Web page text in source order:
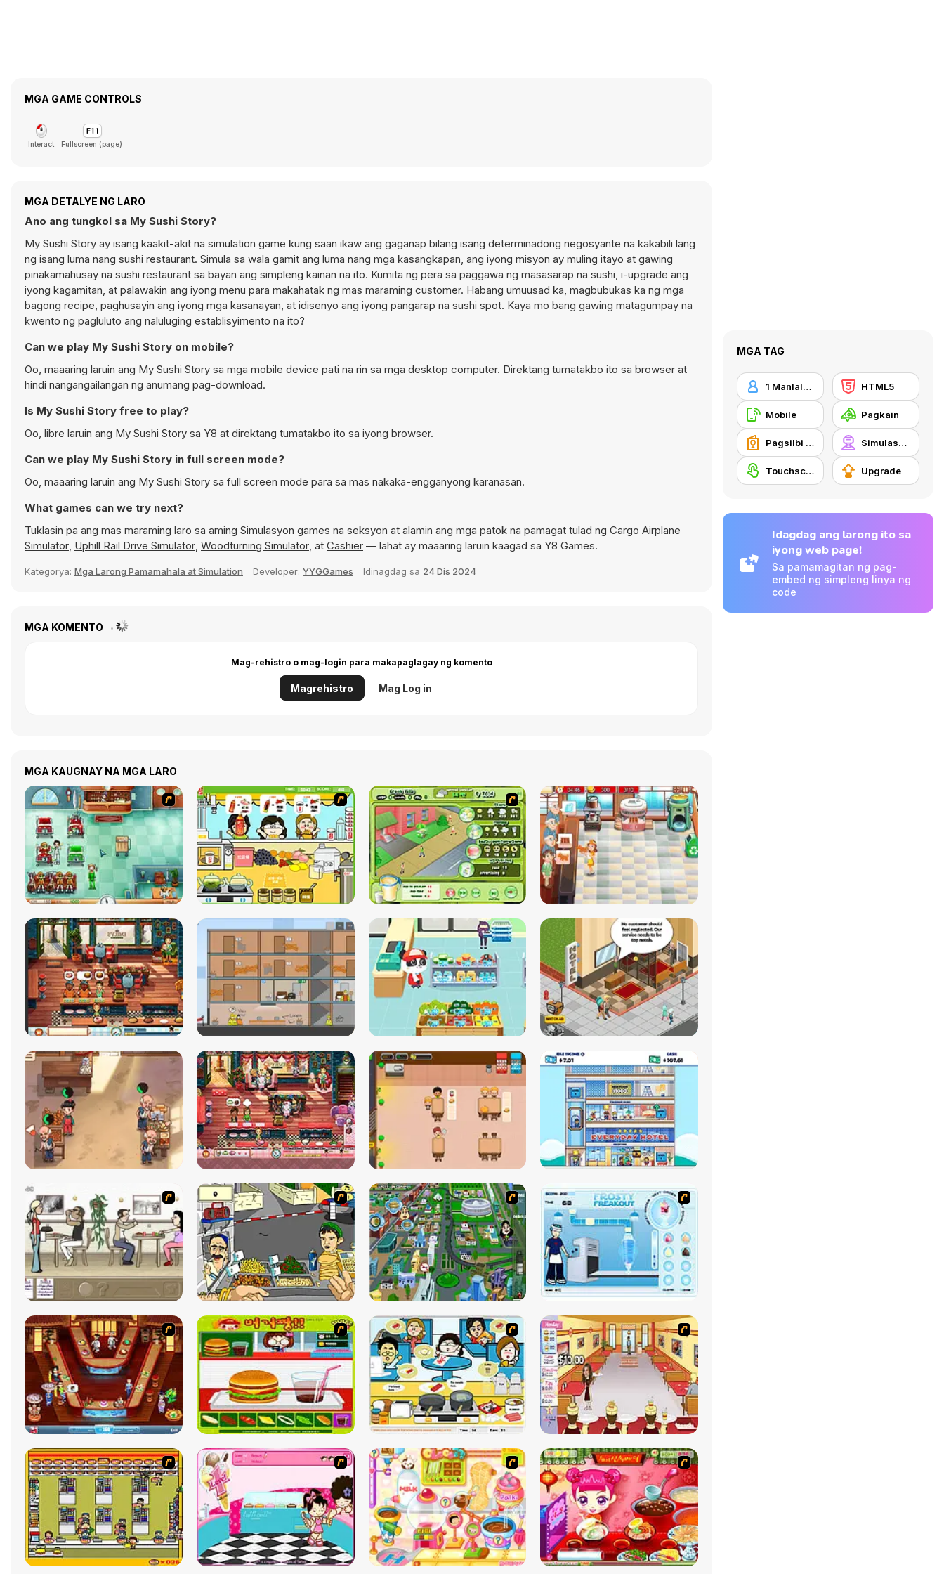
MGA GAME CONTROLS
Interact Fullscreen (page)
MGA DETALYE NG LARO
Ano ang tungkol sa My Sushi Story?
My Sushi Story ay isang kaakit-akit na simulation game kung saan ikaw ang gaganap bilang isang determinadong negosyante na kakabili lang
ng isang luma nang sushi restaurant. Simula sa wala gamit ang luma nang mga kasangkapan, ang iyong misyon ay muling itayo at gawing
pinakamahusay na sushi restaurant sa bayan ang simpleng kainan na ito. Kumita ng pera sa paggawa ng masasarap na sushi, i-upgrade ang
iyong kagamitan, at palawakin ang iyong menu para makahatak ng mas maraming customer. Habang umuusad ka, magbubukas ka ng mga
bagong recipe, paghusayin ang iyong mga kasanayan, at idisenyo ang iyong pangarap na sushi spot. Kaya mo bang gawing matagumpay na
kwento ng pagluluto ang naluluging establisyimento na ito?
Can we play My Sushi Story on mobile?
Oo, maaaring laruin ang My Sushi Story sa mga mobile device pati na rin sa mga desktop computer. Direktang tumatakbo ito sa browser at
hindi nangangailangan ng anumang pag-download.
Is My Sushi Story free to play?
Oo, libre laruin ang My Sushi Story sa Y8 at direktang tumatakbo ito sa iyong browser.
Can we play My Sushi Story in full screen mode?
Oo, maaaring laruin ang My Sushi Story sa full screen mode para sa mas nakaka-engganyong karanasan.
What games can we try next?
Tuklasin pa ang mas maraming laro sa aming Simulasyon games na seksyon at alamin ang mga patok na pamagat tulad ng Cargo Airplane
Simulator, Uphill Rail Drive Simulator, Woodturning Simulator, at Cashier — lahat ay maaaring laruin kaagad sa Y8 Games.
Kategorya: Mga Larong Pamamahala at Simulation Developer: YYGGames Idinagdag sa 24 Dis 2024
MGA KOMENTO
Mag-rehistro o mag-login para makapaglagay ng komento
Magrehistro Mag Log in
MGA KAUGNAY NA MGA LARO
MGA TAG
1 Manlalaro HTML5
Mobile Pagkain
Pagsilbi ng Pagkain Simulasyon
Touchscreen Upgrade
Idagdag ang larong ito sa
iyong web page!
Sa pamamagitan ng pag-
embed ng simpleng linya ng
code